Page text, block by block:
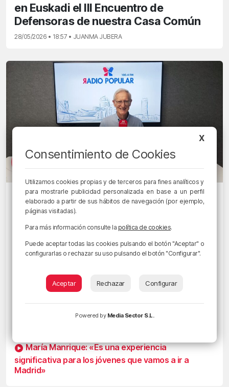
en Euskadi el III Encuentro de
Defensoras de nuestra Casa Común
28/05/2026 • 18:57 • JUANMA JUBERA
ES POSIBLE
Kerman López: «La primera encíclica
del papa León XIV ‘Magnifica
Humanitas’ recuerda que las personas
tienen que ser beneficiadas por los
27/05/2026 • 19:30 • JUANMA JUBERA
Ignacio Fernández: «Papa León XIV, bondad,
La diócesis de Bilbao presente en Madrid en los
María Manrique: «Es una experiencia
significativa para los jóvenes que vamos a ir a
Madrid»
X
Consentimiento de Cookies
Utilizamos cookies propias y de terceros para fines analíticos y
para mostrarle publicidad personalizada en base a un perfil
elaborado a partir de sus hábitos de navegación (por ejemplo,
páginas visitadas).
Para más información consulte la política de cookies.
Puede aceptar todas las cookies pulsando el botón "Aceptar" o
configurarlas o rechazar su uso pulsando el botón "Configurar".
Aceptar Rechazar Configurar
Powered by Media Sector S.L.